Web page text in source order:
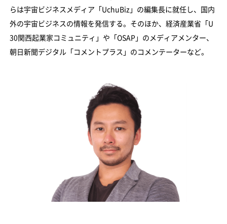
らは宇宙ビジネスメディア「UchuBiz」の編集長に就任し、国内
外の宇宙ビジネスの情報を発信する。そのほか、経済産業省「U
30関西起業家コミュニティ」や「OSAP」のメディアメンター、
朝日新聞デジタル「コメントプラス」のコメンテーターなど。